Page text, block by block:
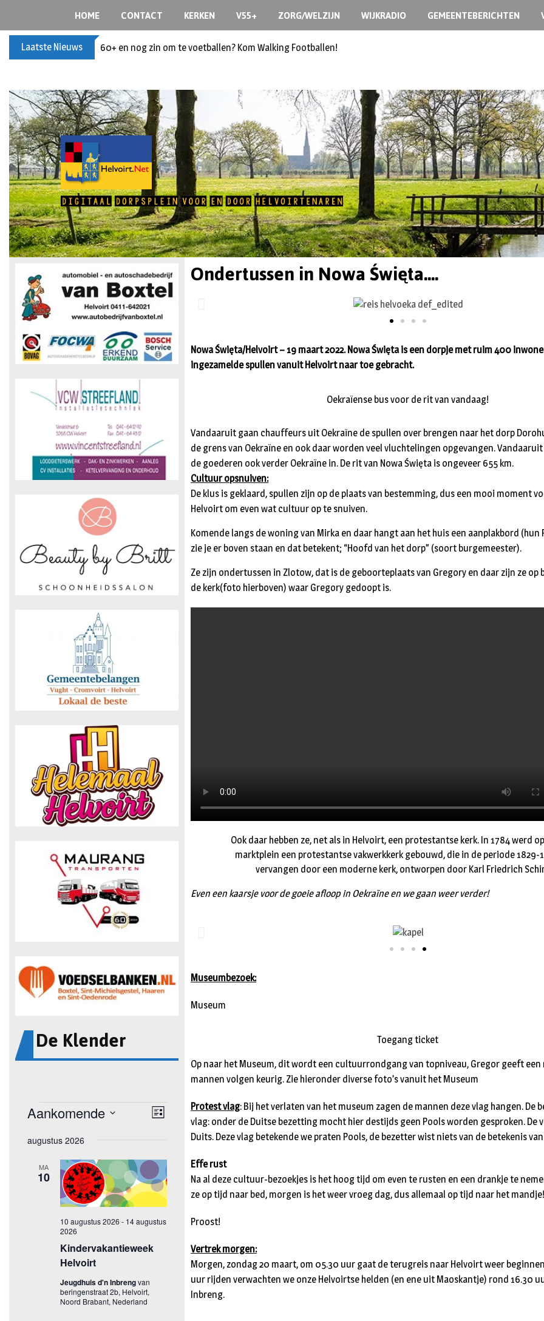
HOME CONTACT KERKEN V55+ ZORG/WELZIJN WIJKRADIO GEMEENTEBERICHTEN
Laatste Nieuws 60+ en nog zin om te voetballen? Kom Walking Footballen!
De Klender
Ondertussen in Nowa Święta....
Nowa Święta/Helvoirt – 19 maart 2022. Nowa Święta is een dorpje met ruim 400
ingezamelde spullen vanuit Helvoirt naar toe gebracht.
Oekraïense bus voor de rit van vandaag!
Vandaaruit gaan chauffeurs uit Oekraïne de spullen over brengen naar het dorp
de grens van Oekraïne en ook daar worden veel vluchtelingen opgevangen.
de goederen ook verder Oekraïne in. De rit van Nowa Święta is ongeveer 655 km.
Cultuur opsnuiven:
De klus is geklaard, spullen zijn op de plaats van bestemming, dus een mooi moment
Helvoirt om even wat cultuur op te snuiven.
Komende langs de woning van Mirka en daar hangt aan het huis een aanplakbord (hun
zie je er boven staan en dat betekent; “Hoofd van het dorp” (soort burgemeester).
Ze zijn ondertussen in Zlotow, dat is de geboorteplaats van Gregory en daar zijn ze op
de kerk(foto hierboven) waar Gregory gedoopt is.
Ook daar hebben ze, net als in Helvoirt, een protestantse kerk. In 1784 werd
marktplein een protestantse vakwerkkerk gebouwd, die in de periode 1829-
vervangen door een moderne kerk, ontworpen door Karl Friedrich
Even een kaarsje voor de goeie afloop in Oekraïne en we gaan weer verder!
Museumbezoek:
Museum
Toegang ticket
Op naar het Museum, dit wordt een cultuurrondgang van topniveau, Gregor geeft
mannen volgen keurig. Zie hieronder diverse foto’s vanuit het Museum
Protest vlag: Bij het verlaten van het museum zagen de mannen deze vlag hangen. De
vlag: onder de Duitse bezetting mocht hier destijds geen Pools worden gesproken. De
Duits. Deze vlag betekende we praten Pools, de bezetter wist niets van de betekenis
Effe rust
Na al deze cultuur-bezoekjes is het hoog tijd om even te rusten en een drankje te
ze op tijd naar bed, morgen is het weer vroeg dag, dus allemaal op tijd naar het mandje!
Proost!
Vertrek morgen:
Morgen, zondag 20 maart, om 05.30 uur gaat de terugreis naar Helvoirt weer
uur rijden verwachten we onze Helvoirtse helden (en ene uit Maoskantje) rond 16.30
Inbreng.